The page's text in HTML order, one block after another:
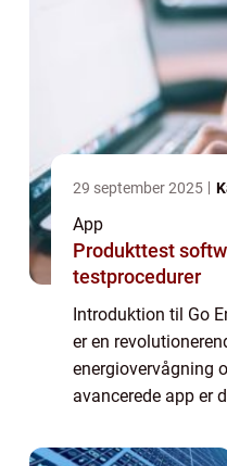
29 september 2025
App
Produkttest
testprocedurer
Introduktion til Go
er en
energiovervågning
avancerede app er
energiforbrug,